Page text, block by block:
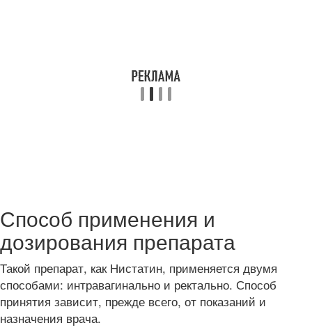
Способ применения и
дозирования препарата
Такой препарат, как Нистатин, применяется двумя
способами: интравагинально и ректально. Способ
принятия зависит, прежде всего, от показаний и
назначения врача.